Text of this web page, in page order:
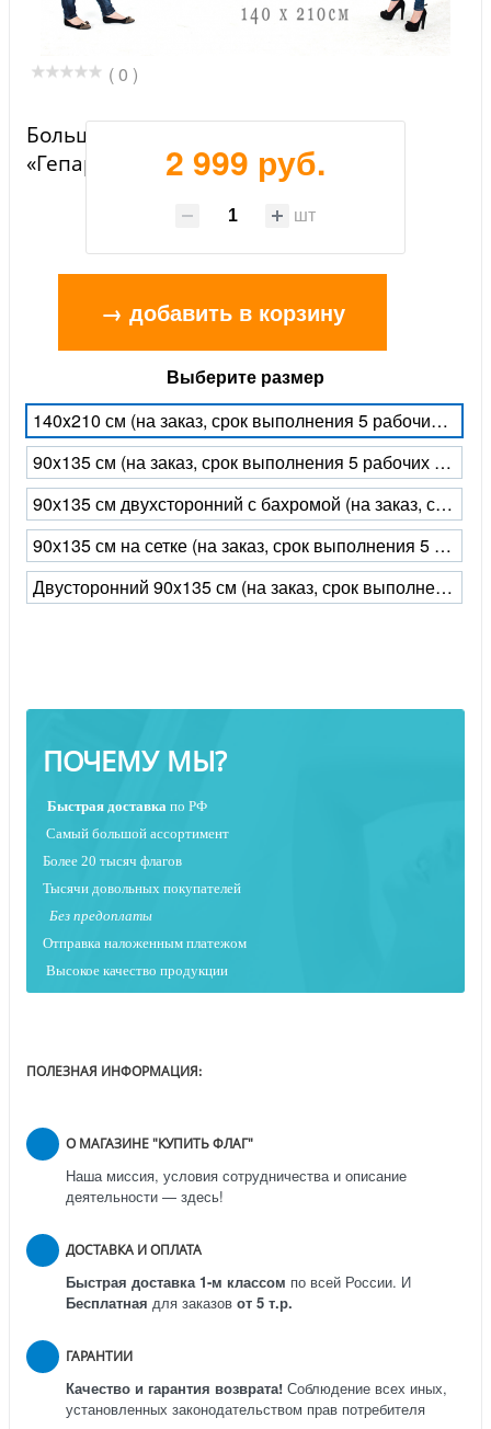
( 0 )
Большой флаг с символикой АПЛ
«Гепард»
2 999 руб.
шт
→ добавить в корзину
Выберите размер
140x210 см (на заказ, срок выполнения 5 рабочих дней)
90x135 см (на заказ, срок выполнения 5 рабочих дней)
90х135 см двухсторонний с бахромой (на заказ, срок выполнения 5 рабочих дней)
90х135 см на сетке (на заказ, срок выполнения 5 рабочих дней)
Двусторонний 90x135 см (на заказ, срок выполнения 5 рабочих дней)
ПОЧЕМУ МЫ?
Быстрая доставка по РФ
Самый большой ассортимент
Более 20 тысяч флагов
Тысячи довольных покупателей
Без предоплаты
Отправка наложенным платежом
Высокое качество продукции
ПОЛЕЗНАЯ ИНФОРМАЦИЯ:
О МАГАЗИНЕ "КУПИТЬ ФЛАГ"
Наша миссия, условия сотрудничества и описание
деятельности — здесь!
ДОСТАВКА И ОПЛАТА
Быстрая доставка 1-м классом по всей России. И
Бесплатная для заказов от 5 т.р.
ГАРАНТИИ
Качество и гарантия возврата! Соблюдение всех иных,
установленных законодательством прав потребителя